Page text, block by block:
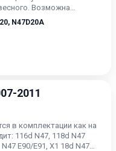
Возможна
в сборе уточ...
, N47D20A
2011
в комплектации как на
116d N47, 118d N47
E90/E91, X1 18d N47